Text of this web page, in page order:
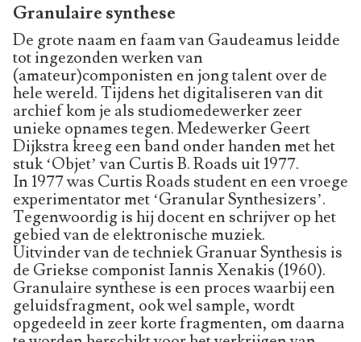
Granulaire synthese
De grote naam en faam van Gaudeamus leidde
tot ingezonden werken van
(amateur)componisten en jong talent over de
hele wereld. Tijdens het digitaliseren van dit
archief kom je als studiomedewerker zeer
unieke opnames tegen. Medewerker Geert
Dijkstra kreeg een band onder handen met het
stuk ‘Objet’ van Curtis B. Roads uit 1977.
In 1977 was Curtis Roads student en een vroege
experimentator met ‘Granular Synthesizers’.
Tegenwoordig is hij docent en schrijver op het
gebied van de elektronische muziek.
Uitvinder van de techniek Granuar Synthesis is
de Griekse componist Iannis Xenakis (1960).
Granulaire synthese is een proces waarbij een
geluidsfragment, ook wel sample, wordt
opgedeeld in zeer korte fragmenten, om daarna